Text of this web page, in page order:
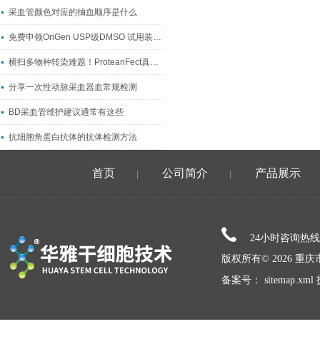
采血管颜色对应的抽血顺序是什么
免费申领OriGen USP级DMSO 试用装！心动快点行动
横扫多物种转染难题！ProteanFect真实案例大公开
分享一次性动脉采血器血常规检测
BD采血管维护建议通常有这些
抗细胞角蛋白抗体的抗体检测方法
首页 公司简介 产品展示
24小时咨询热
版权所有© 2026 重庆
备案号：
sitemap.xml